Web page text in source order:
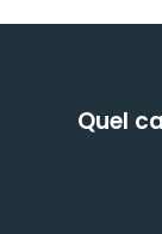
Quel